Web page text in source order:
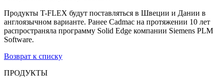
Продукты T-FLEX будут поставляться в Швеции и Дании в
англоязычном варианте. Ранее Cadmac на протяжении 10 лет
распространяла программу Solid Edge компании Siemens PLM
Software.
Возврат к списку
ПРОДУКТЫ